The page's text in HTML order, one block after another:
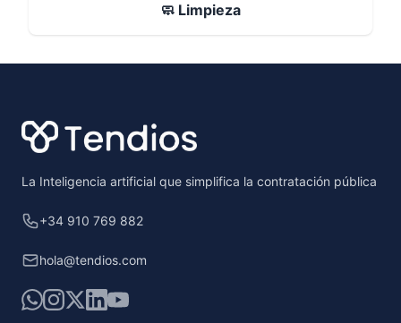
🧼 Limpieza
La Inteligencia artificial que simplifica la contratación pública
+34 910 769 882
hola@tendios.com
WhatsApp
Instagram
X LinkedIn
YouTube